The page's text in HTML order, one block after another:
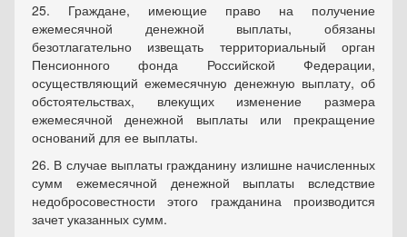
25. Граждане, имеющие право на получение
ежемесячной денежной выплаты, обязаны
безотлагательно извещать территориальный орган
Пенсионного фонда Российской Федерации,
осуществляющий ежемесячную денежную выплату, об
обстоятельствах, влекущих изменение размера
ежемесячной денежной выплаты или прекращение
оснований для ее выплаты.
26. В случае выплаты гражданину излишне начисленных
сумм ежемесячной денежной выплаты вследствие
недобросовестности этого гражданина производится
зачет указанных сумм.